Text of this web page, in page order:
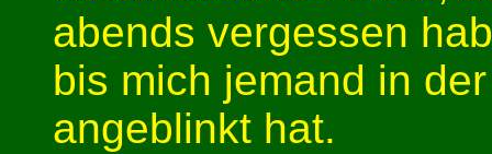
abends vergessen
bis mich jemand in
angeblinkt hat.